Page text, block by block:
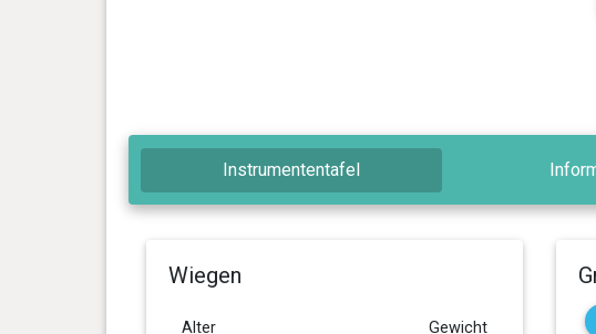
Instrumententafel
Wiegen
Alter Gewicht